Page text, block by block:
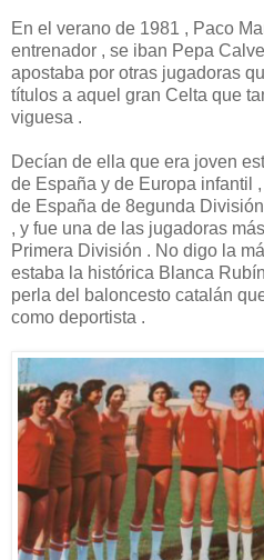
En el verano de 1981 , Paco
entrenador , se iban Pepa
apostaba por otras jugadoras
títulos a aquel gran Celta que
viguesa .
Decían de ella que era joven
de España y de Europa infantil
de España de 8egunda
, y fue una de las jugadoras
Primera División . No digo la
estaba la histórica Blanca
perla del baloncesto catalán
como deportista .